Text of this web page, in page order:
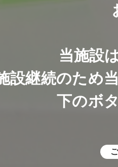
当施設
設継続のため
下のボ